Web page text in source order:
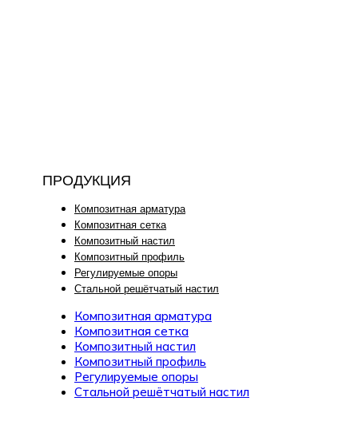
ПРОДУКЦИЯ
Композитная арматура
Композитная сетка
Композитный настил
Композитный профиль
Регулируемые опоры
Стальной решётчатый настил
Композитная арматура
Композитная сетка
Композитный настил
Композитный профиль
Регулируемые опоры
Стальной решётчатый настил